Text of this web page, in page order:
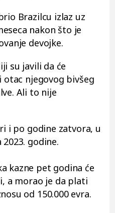
Brazilcu izlaz uz
nakon što je
devojke.
su javili da će
njegovog bivšeg
Ali to nije
i po godine zatvora, u
godine.
kazne pet godina će
a morao je da plati
od 150.000 evra.